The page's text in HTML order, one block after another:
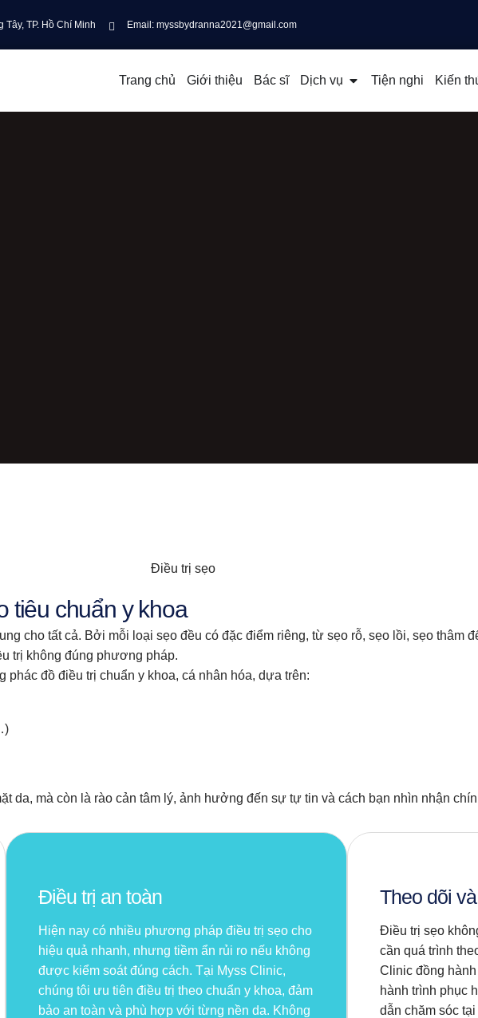
TP. Hồ Chí Minh Email: myssbydranna2021@gmail.com
Trang chủ Giới thiệu Bác sĩ Dịch vụ Tiện nghi Kiến
tiêu chuẩn y khoa
cho tất cả. Bởi mỗi loại sẹo đều có đặc điểm riêng, từ sẹo rỗ, sẹo lồi, sẹo thâm
trị không đúng phương pháp.
đồ điều trị chuẩn y khoa, cá nhân hóa, dựa trên:
da, mà còn là rào cản tâm lý, ảnh hưởng đến sự tự tin và cách bạn nhìn nhận
Điều trị an toàn
Hiện nay có nhiều phương pháp điều trị sẹo cho
hiệu quả nhanh, nhưng tiềm ẩn rủi ro nếu không
được kiểm soát đúng cách. Tại Myss Clinic,
chúng tôi ưu tiên điều trị theo chuẩn y khoa, đảm
bảo an toàn và phù hợp với từng nền da. Không
Theo dõi
Điều trị sẹo
cần quá trình
Clinic đồng
hành trình phục
dẫn chăm sóc